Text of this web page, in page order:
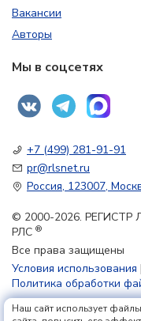
Вакансии
Авторы
Мы в соцсетях
+7 (499) 281-91-91
pr@rlsnet.ru
Россия, 123007,
© 2000-2026.
РЛС ®
Все права защищены
Условия использования |
Политика обработки
Наш сайт использует